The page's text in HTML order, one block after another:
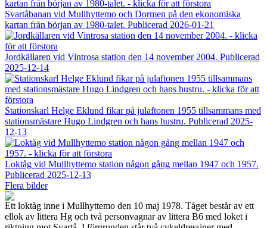
Svartåbanan vid Mullhyttemo och Dormen på den ekonomiska
kartan från början av 1980-talet. Publicerad 2026-01-21
Jordkällaren vid Vintrosa station den 14 november 2004. Publicerad
2025-12-14
Stationskarl Helge Eklund fikar på julaftonen 1955 tillsammans med
stationsmästare Hugo Lindgren och hans hustru. Publicerad 2025-
12-13
Loktåg vid Mullhyttemo station någon gång mellan 1947 och 1957.
Publicerad 2025-12-13
Flera bilder
Ett loktåg inne i Mullhyttemo den 10 maj 1978. Tåget består av ett
ellok av littera Hg och två personvagnar av littera B6 med loket i